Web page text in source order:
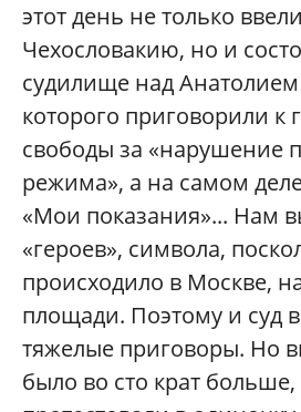
этот день не только
Чехословакию, но и
судилище над
которого приговорили к
свободы за «нарушение
режима», а на самом
«Мои показания»... Нам
«героев», символа,
происходило в Москве,
площади. Поэтому и суд
тяжелые приговоры. Но
было во сто крат